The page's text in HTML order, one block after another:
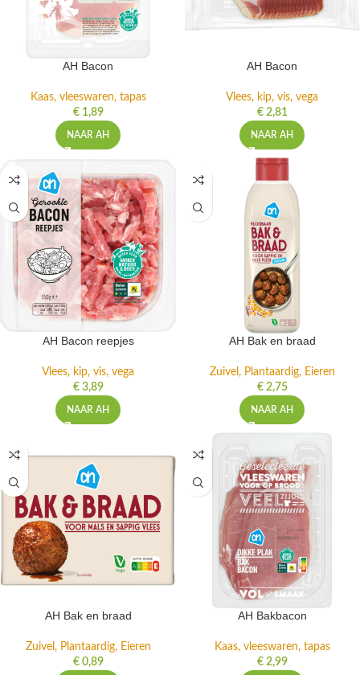
AH Bacon
Kaas, vleeswaren, tapas
€1,89
NAAR AH
AH Bacon
Vlees, kip, vis, vega
€2,81
NAAR AH
AH Bacon reepjes
Vlees, kip, vis, vega
€3,89
NAAR AH
AH Bak en braad
Zuivel, Plantaardig, Eieren
€2,75
NAAR AH
AH Bak en braad
Zuivel, Plantaardig, Eieren
€0,89
AH Bakbacon
Kaas, vleeswaren, tapas
€2,99